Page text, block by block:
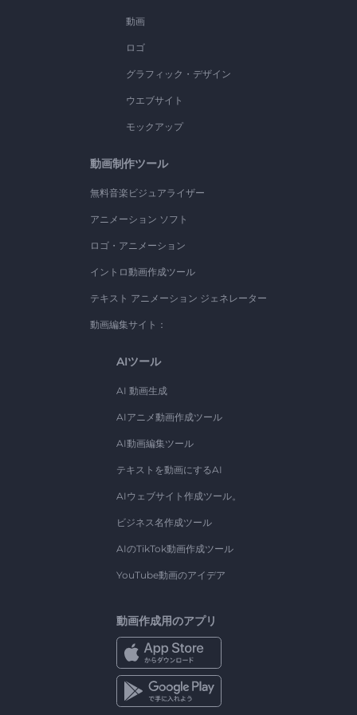
動画
ロゴ
グラフィック・デザイン
ウエブサイト
モックアップ
動画制作ツール
無料音楽ビジュアライザー
アニメーション ソフト
ロゴ・アニメーション
イントロ動画作成ツール
テキスト アニメーション ジェネレーター
動画編集サイト：
AIツール
AI 動画生成
AIアニメ動画作成ツール
AI動画編集ツール
テキストを動画にするAI
AIウェブサイト作成ツール。
ビジネス名作成ツール
AIのTikTok動画作成ツール
YouTube動画のアイデア
動画作成用のアプリ